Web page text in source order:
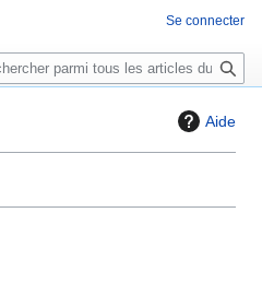
Aide
Se connecter